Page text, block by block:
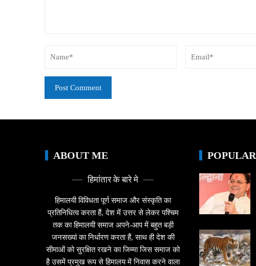
ABOUT ME
हिमांतार के बारे मे
हिमालयी विविधता पूर्ण समाज और संस्कृति का
प्रतिनिधित्व करता हैं, देश में उत्तर से लेकर पश्चिम
तक का हिमालयी समाज अपने-आप में बहुत बड़ी
जनसख्यां का निर्धारण करता हैं, साथ ही देश की
सीमाओं को सुरक्षित रखने का जिम्मा जिस समाज को
है उसमें प्रमुख रूप से हिमालय में निवास करने वाला
POPULAR